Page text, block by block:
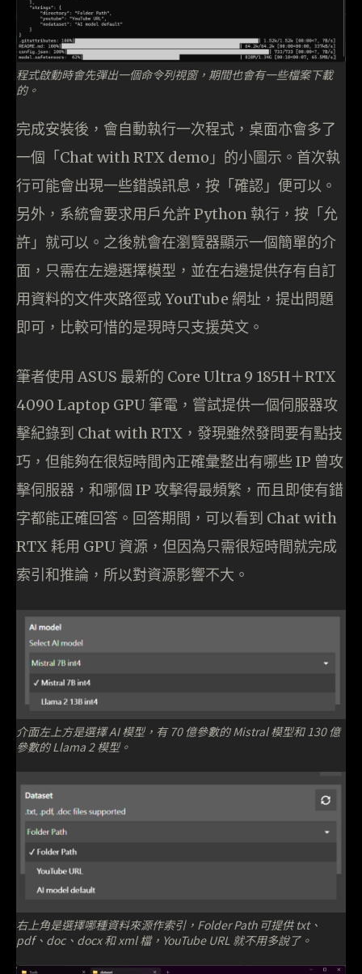
程式啟動時會先彈出一個命令列視窗，期間也會有一些檔案下載
的。
完成安裝後，會自動執行一次程式，桌面亦會多了
一個「Chat with RTX demo」的小圖示。首次執
行可能會出現一些錯誤訊息，按「確認」便可以。
另外，系統會要求用戶允許 Python 執行，按「允
許」就可以。之後就會在瀏覽器顯示一個簡單的介
面，只需在左邊選擇模型，並在右邊提供存有自訂
用資料的文件夾路徑或 YouTube 網址，提出問題
即可，比較可惜的是現時只支援英文。
筆者使用 ASUS 最新的 Core Ultra 9 185H＋RTX
4090 Laptop GPU 筆電，嘗試提供一個伺服器攻
擊紀錄到 Chat with RTX，發現雖然發問要有點技
巧，但能夠在很短時間內正確彙整出有哪些 IP 曾攻
擊伺服器，和哪個 IP 攻擊得最頻繁，而且即使有錯
字都能正確回答。回答期間，可以看到 Chat with
RTX 耗用 GPU 資源，但因為只需很短時間就完成
索引和推論，所以對資源影響不大。
介面左上方是選擇 AI 模型，有 70 億參數的 Mistral 模型和 130 億
參數的 Llama 2 模型。
右上角是選擇哪種資料來源作索引，Folder Path 可提供 txt、
pdf、doc、docx 和 xml 檔，YouTube URL 就不用多說了。